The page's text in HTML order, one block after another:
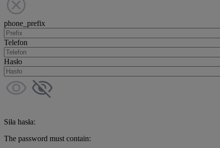
phone_prefix
Telefon
Hasło
Siła hasła:
The password must contain: